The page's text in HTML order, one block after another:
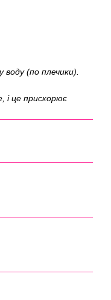
(по плечики).
і це прискорює